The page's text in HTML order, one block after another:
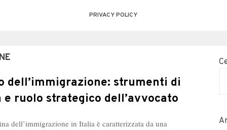
PRIVACY POLICY
dell’immigrazione: strumenti di
ruolo strategico dell’avvocato
dell’immigrazione in Italia è caratterizzata da una